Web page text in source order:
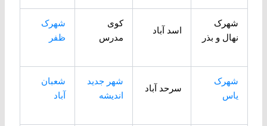
شهرک
نهال و بذر
اسد آباد
کوی
مدرس
شهرک
ظفر
شهرک
یاس
سرحد آباد
شهر جدید
اندیشه
شعبان
آباد